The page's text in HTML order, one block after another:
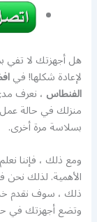
هل أجهزتك لا تفي
لإعادة شكلها! في
الفنطاس ، نعرف
منزلك في حالة
بسلاسة مرة أخرى.
ومع ذلك ، فإننا
الأهمية. لذلك نحن
ذلك ، سوف نقدم
وتضع أجهزتك في